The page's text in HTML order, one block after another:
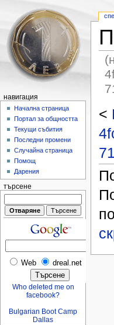
<
навигация
Начална страница
Портал за общността
Текущи събития
Последни промени
Случайна страница
Помощ
Дарения
търсене
Web dreal.net
Who deleted me on
facebook?
Bulgarian Boot Camp
Dallas